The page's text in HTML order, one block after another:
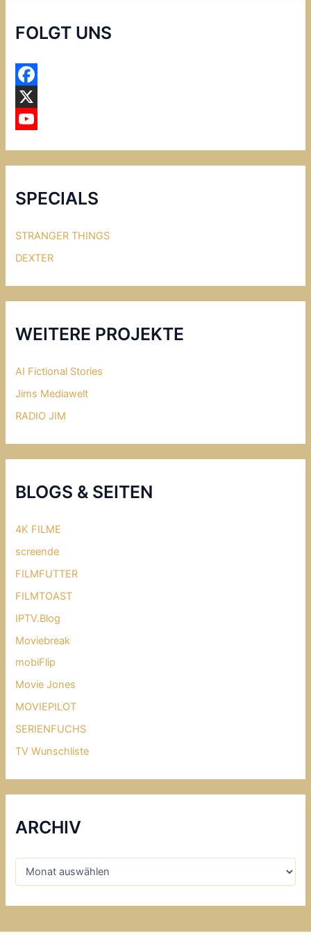
c
:
FOLGT UNS
F
a
e
o
o
k
X
o
T
u
b
SPECIALS
STRANGER THINGS
DEXTER
WEITERE PROJEKTE
AI Fictional Stories
Jims Mediawelt
RADIO JIM
BLOGS & SEITEN
4K FILME
screende
FILMFUTTER
FILMTOAST
IPTV.Blog
Moviebreak
mobiFlip
Movie Jones
MOVIEPILOT
SERIENFUCHS
TV Wunschliste
ARCHIV